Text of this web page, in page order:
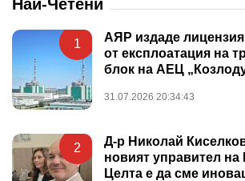
Най-Четени
1
АЯР издаде
от експлоатация на
блок на АЕЦ
31.07.2026 20:34:43
2
Д-р Николай
новият управител
Целта е да сме